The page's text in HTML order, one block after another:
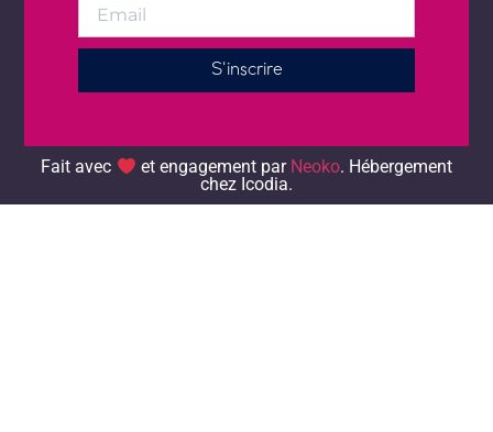
S'inscrire
Fait avec et engagement par Neoko. Hébergement
chez Icodia.